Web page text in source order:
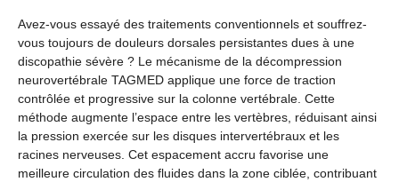
Avez-vous essayé des traitements conventionnels et souffrez-
vous toujours de douleurs dorsales persistantes dues à une
discopathie sévère ? Le mécanisme de la décompression
neurovertébrale TAGMED applique une force de traction
contrôlée et progressive sur la colonne vertébrale. Cette
méthode augmente l’espace entre les vertèbres, réduisant ainsi
la pression exercée sur les disques intervertébraux et les
racines nerveuses. Cet espacement accru favorise une
meilleure circulation des fluides dans la zone ciblée, contribuant